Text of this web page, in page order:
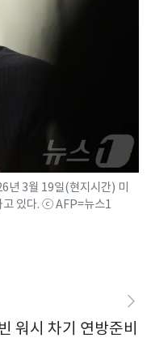
년 3월 19일(현지시간) 미
고 있다. ⓒ AFP=뉴스1
워시 차기 연방준비